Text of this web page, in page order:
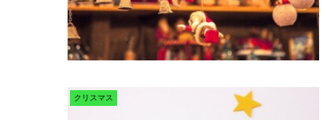
クリスマス